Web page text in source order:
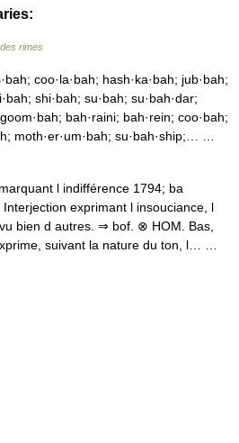
rimes
coo·la·bah; hash·ka·bah; jub·bah;
shi·bah; su·bah; su·bah·dar;
bah·raini; bah·rein; coo·bah;
moth·er·um·bah; su·bah·ship;… …
l indifférence 1794; ba
exprimant l insouciance, l
bien d autres. ⇒ bof. ⊗ HOM. Bas,
suivant la nature du ton, l… …